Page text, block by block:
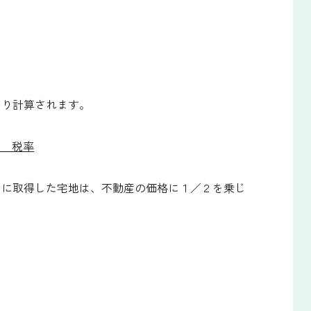
計算されます。
税率
取得した宅地は、不動産の価格に１／２を乗じ